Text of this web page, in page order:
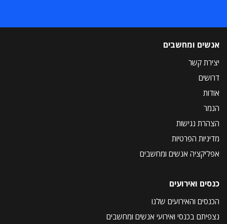
אנשים ומחשבים
יצירת קשר
דרושים
אודות
הנמר
הצהרת נגישות
מדיניות הפרטיות
אפליקציה אנשים ומחשבים
כנסים ואירועים
הכנסים והאירועים שלנו
נצפיתם בכנסי ואירועי אנשים ומחשבים